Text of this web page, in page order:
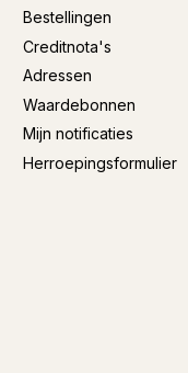
Bestellingen
Creditnota's
Adressen
Waardebonnen
Mijn notificaties
Herroepingsformulier